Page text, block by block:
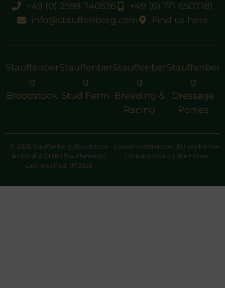
+49 (0) 2599 740536
+49 (0) 171 6507181
info@stauffenberg.com
Find us here
Stauffenber
g
Bloodstock
Stauffenber
g
Stud Farm
Stauffenber
g
Breeding &
Racing
Stauffenber
g
Dressage
Ponies
© 2025 Stauffenberg Bloodstock
and Graf & Gräfin Stauffenberg |
Last modified: 07.2026
Cookie preferences | EU cookie law
| Privacy Policy | Site notice